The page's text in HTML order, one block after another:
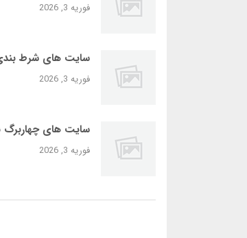
فوریه 3, 2026
سایت‌ های شرط بندی
فوریه 3, 2026
سایت‌ های چهاربرگ
فوریه 3, 2026